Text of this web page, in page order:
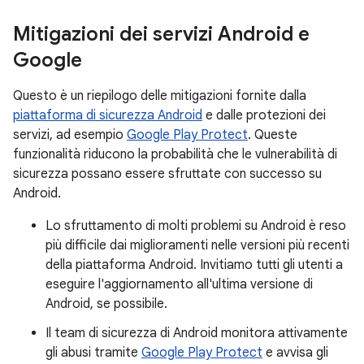
Mitigazioni dei servizi Android e
Google
Questo è un riepilogo delle mitigazioni fornite dalla
piattaforma di sicurezza Android e dalle protezioni dei
servizi, ad esempio Google Play Protect. Queste
funzionalità riducono la probabilità che le vulnerabilità di
sicurezza possano essere sfruttate con successo su
Android.
Lo sfruttamento di molti problemi su Android è reso
più difficile dai miglioramenti nelle versioni più recenti
della piattaforma Android. Invitiamo tutti gli utenti a
eseguire l'aggiornamento all'ultima versione di
Android, se possibile.
Il team di sicurezza di Android monitora attivamente
gli abusi tramite Google Play Protect e avvisa gli